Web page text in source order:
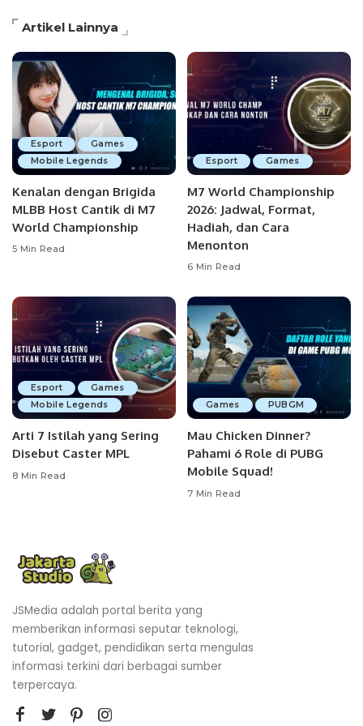
Artikel Lainnya
Esport
Games
Mobile Legends
Kenalan dengan Brigida
MLBB Host Cantik di M7
World Championship
5 Min Read
Esport Games
M7 World Championship
2026: Jadwal, Format,
Hadiah, dan Cara
Menonton
6 Min Read
Esport
Games
Mobile Legends
Arti 7 Istilah yang Sering
Disebut Caster MPL
8 Min Read
Games PUBGM
Mau Chicken Dinner?
Pahami 6 Role di PUBG
Mobile Squad!
7 Min Read
JSMedia adalah portal berita yang
memberikan informasi seputar teknologi,
tutorial, gadget, pendidikan serta mengulas
informasi terkini dari berbagai sumber
terpercaya.